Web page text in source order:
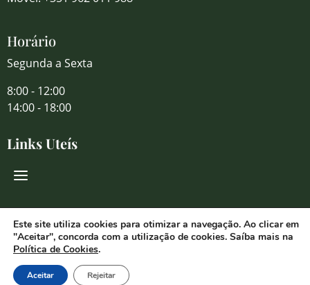
Horário
Segunda a Sexta
8:00 - 12:00
14:00 - 18:00
Links Uteís
Redes Sociais
© 2026 Florália Comércio de Flores
Este site utiliza cookies para otimizar a navegação. Ao clicar em
"Aceitar", concorda com a utilização de cookies. Saíba mais na
Política de Cookies.
Aceitar Rejeitar